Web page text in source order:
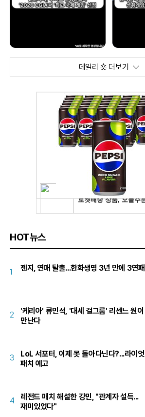
데일리 숏 더보기
HOT뉴스
1 젠지, 연패 탈출...한화생명 3년 만에 3연패
2
'케리아' 류민석, '대세 걸그룹' 리센느 원이
만난다
3
LoL 서포터, 이제 못 돌아다닌다?...라이엇
패치 예고
4
레전드 매치 해설한 강민, "관계자 설득...
재미있었다"